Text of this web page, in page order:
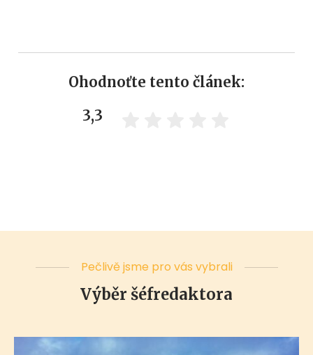
Ohodnoťte tento článek:
3,3
Pečlivě jsme pro vás vybrali
Výběr šéfredaktora